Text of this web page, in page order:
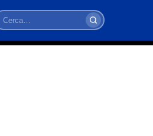
Cerca